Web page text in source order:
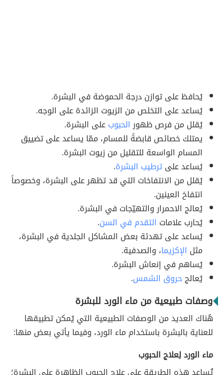
يُحافظ على توازن درجة الحموضة في البشرة.
يُساعد على التخلص من الزيوت الزائدة على الوجه.
يُقلل من فرص ظهورالحبوبعلى البشرة.
يمتلك خصائص قابضةً للمسام، ممّا يساعد على تضييق
المسام الواسعة للتقليل من زيوت البشرة.
يُساعد علىترطيب البشرة.
يُقلل من الانتفاخات التي قد تظهر على البشرة، وخصوصاً
انتفاخ العينين.
يُعالج الاحمرار والتهيّجات في البشرة.
يُحارب علامات التقدم في السن.
يُساعد على تهدئة بعض المشاكل الجلدية في البشرة،
مثل الإكزيما، والصدفية.
يُساهم في إنعاش البشرة.
يُعالجحروق الشمس.
وصفات طبيعية من ماء الورد للبشرة
هُناك العديد من الوصفات الطبيعية التي يُمكن تطبيقها
للعناية بالبشرة باستخدام ماء الورد، وفيما يأتي بعض منها:
ماء الورد لِعلاج الحبوب